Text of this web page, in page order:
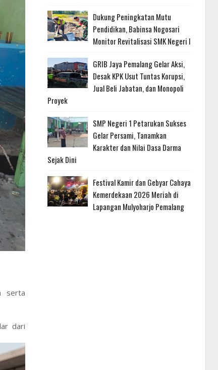
serta
dari
Dukung Peningkatan Mutu
Pendidikan, Babinsa Nogosari
Monitor Revitalisasi SMK Negeri I
GRIB Jaya Pemalang Gelar Aksi,
Desak KPK Usut Tuntas Korupsi,
Jual Beli Jabatan, dan Monopoli
Proyek
SMP Negeri 1 Petarukan Sukses
Gelar Persami, Tanamkan
Karakter dan Nilai Dasa Darma
Sejak Dini
Festival Kamir dan Gebyar Cahaya
Kemerdekaan 2026 Meriah di
Lapangan Mulyoharjo Pemalang